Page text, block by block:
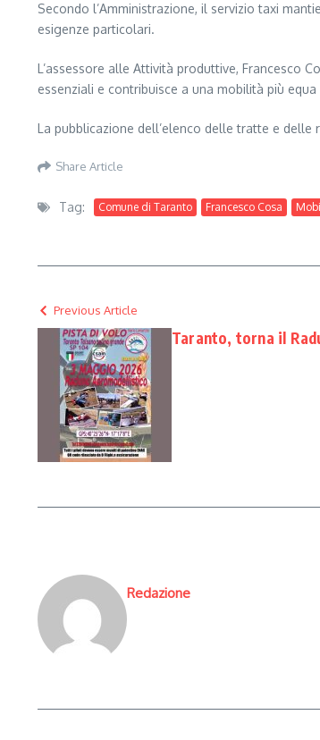
Secondo l’Amministrazione, il servizio taxi
esigenze particolari.
L’assessore alle Attività produttive, Francesco
essenziali e contribuisce a una mobilità più
La pubblicazione dell’elenco delle tratte e
Share Article
Tag: Comune di Taranto Francesco Cosa
Previous Article
Taranto, torna il
Redazione